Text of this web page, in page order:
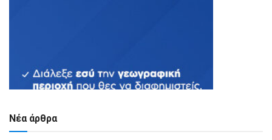
Νέα άρθρα